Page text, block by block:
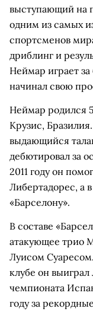
выступающий на
одним из самых
спортсменов
дриблинг и
Неймар играет за
начинал свою
Неймар родился
Крузис,
выдающийся
дебютировал за
2011 году он
Либертадорес, а
«Барселону».
В составе
атакующее трио
Луисом
клубе он
чемпионата
году за